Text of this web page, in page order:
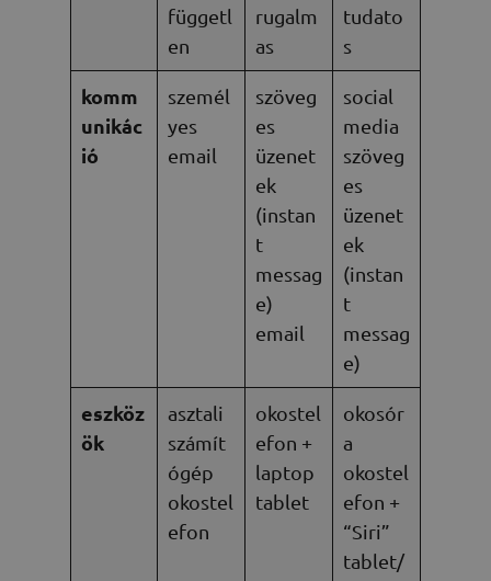
függetl
en
rugalm
as
tudato
s
komm
unikác
ió
személ
yes
email
szöveg
es
üzenet
ek
(instan
t
messag
e)
email
social
media
szöveg
es
üzenet
ek
(instan
t
messag
e)
eszköz
ök
asztali
számít
ógép
okostel
efon
okostel
efon +
laptop
tablet
okosór
a
okostel
efon +
“Siri”
tablet/